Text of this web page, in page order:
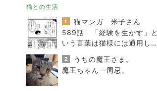
猫との生活
1
猫マンガ 米子さん
589話 「経験を生かす」と
いう言葉は猫様には通用しな
い
2
うちの魔王さま。
魔王ちゃん一周忌。